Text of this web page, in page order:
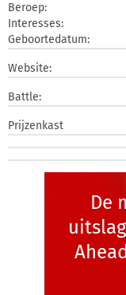
Beroep:
Interesses:
Geboortedatum:
Website:
Battle:
Prijzenkast
De